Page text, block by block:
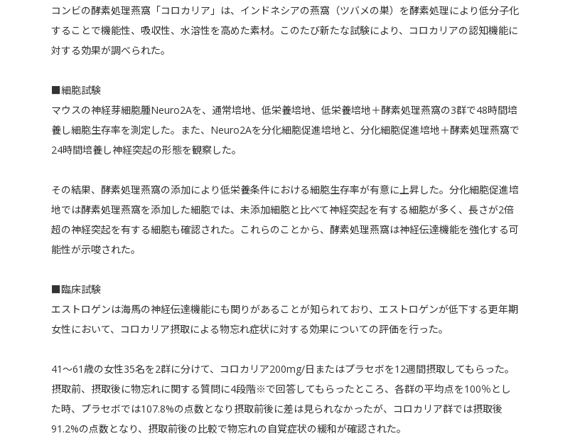
コンビの酵素処理燕窩「コロカリア」は、インドネシアの燕窩（ツバメの巣）を酵素処理により低分子化
することで機能性、吸収性、水溶性を高めた素材。このたび新たな試験により、コロカリアの認知機能に
対する効果が調べられた。
■細胞試験
マウスの神経芽細胞腫Neuro2Aを、通常培地、低栄養培地、低栄養培地＋酵素処理燕窩の3群で48時間培
養し細胞生存率を測定した。また、Neuro2Aを分化細胞促進培地と、分化細胞促進培地＋酵素処理燕窩で
24時間培養し神経突起の形態を観察した。
その結果、酵素処理燕窩の添加により低栄養条件における細胞生存率が有意に上昇した。分化細胞促進培
地では酵素処理燕窩を添加した細胞では、未添加細胞と比べて神経突起を有する細胞が多く、長さが2倍
超の神経突起を有する細胞も確認された。これらのことから、酵素処理燕窩は神経伝達機能を強化する可
能性が示唆された。
■臨床試験
エストロゲンは海馬の神経伝達機能にも関りがあることが知られており、エストロゲンが低下する更年期
女性において、コロカリア摂取による物忘れ症状に対する効果についての評価を行った。
41～61歳の女性35名を2群に分けて、コロカリア200mg/日またはプラセボを12週間摂取してもらった。
摂取前、摂取後に物忘れに関する質問に4段階※で回答してもらったところ、各群の平均点を100％とし
た時、プラセボでは107.8%の点数となり摂取前後に差は見られなかったが、コロカリア群では摂取後
91.2%の点数となり、摂取前後の比較で物忘れの自覚症状の緩和が確認された。